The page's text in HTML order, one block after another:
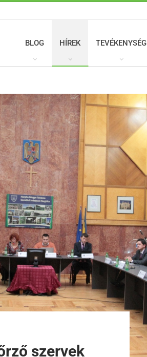
BLOG HÍREK TEVÉKENYSÉG
szervek